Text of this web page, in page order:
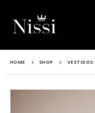
HOME SHOP VESTIDOS